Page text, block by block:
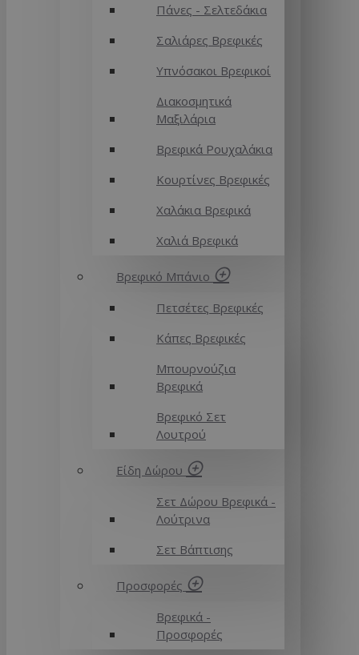
Πάνες - Σελτεδάκια
Σαλιάρες Βρεφικές
Υπνόσακοι Βρεφικοί
Διακοσμητικά
Μαξιλάρια
Βρεφικά Ρουχαλάκια
Κουρτίνες Βρεφικές
Χαλάκια Βρεφικά
Χαλιά Βρεφικά
Βρεφικό Μπάνιο
Πετσέτες Βρεφικές
Κάπες Βρεφικές
Μπουρνούζια
Βρεφικά
Βρεφικό Σετ
Λουτρού
Είδη Δώρου
Σετ Δώρου Βρεφικά -
Λούτρινα
Σετ Βάπτισης
Προσφορές
Βρεφικά -
Προσφορές